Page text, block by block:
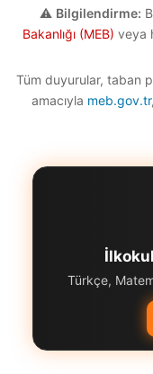
⚠️ Bilgilendirme:
Bakanlığı (MEB) veya
Tüm duyurular, taban
amacıyla meb.gov.tr,
Türkçe,